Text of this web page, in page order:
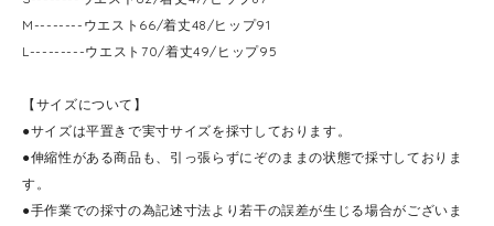
M--------ウエスト66/着丈48/ヒップ91
L---------ウエスト70/着丈49/ヒップ95
【サイズについて】
●サイズは平置きで実寸サイズを採寸しております。
●伸縮性がある商品も、引っ張らずにぞのままの状態で採寸しておりま
す。
●手作業での採寸の為記述寸法より若干の誤差が生じる場合がございま